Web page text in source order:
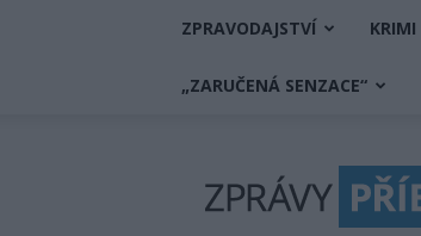
ZPRAVODAJSTVÍ KRIMI
„ZARUČENÁ SENZACE“
Příbram